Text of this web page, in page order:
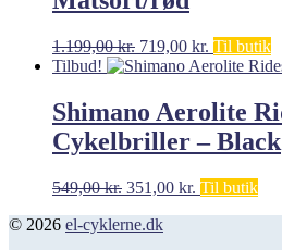
1.199,00kr. Den
oprindelige
var:
1.199,00 kr..
719,00 kr. Den
aktuelle
er:
719,00 kr..
Til butik
Tilbud!
Shimano Aerolite
Cykelbriller – Black
549,00kr. Den
pris
351,00 kr. Den
Til butik
© 2026 el-cyklerne.dk